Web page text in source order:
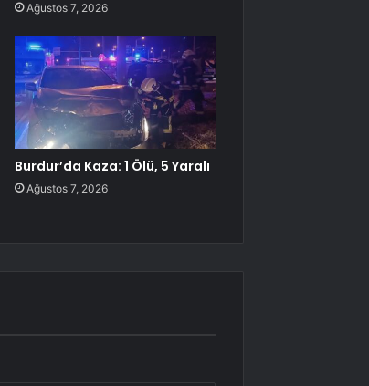
Ağustos 7, 2026
Burdur’da Kaza: 1 Ölü, 5 Yaralı
Ağustos 7, 2026